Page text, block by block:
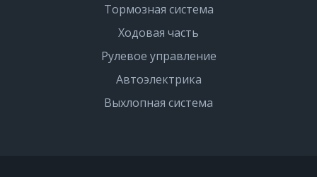
Тормозная система
Ходовая часть
Рулевое управление
Автоэлектрика
Выхлопная система